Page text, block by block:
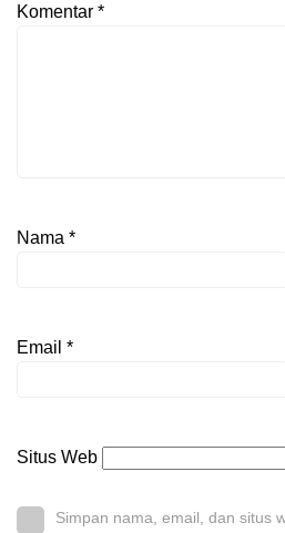
Komentar *
Nama *
Email *
Situs Web
Simpan nama, email, dan situs